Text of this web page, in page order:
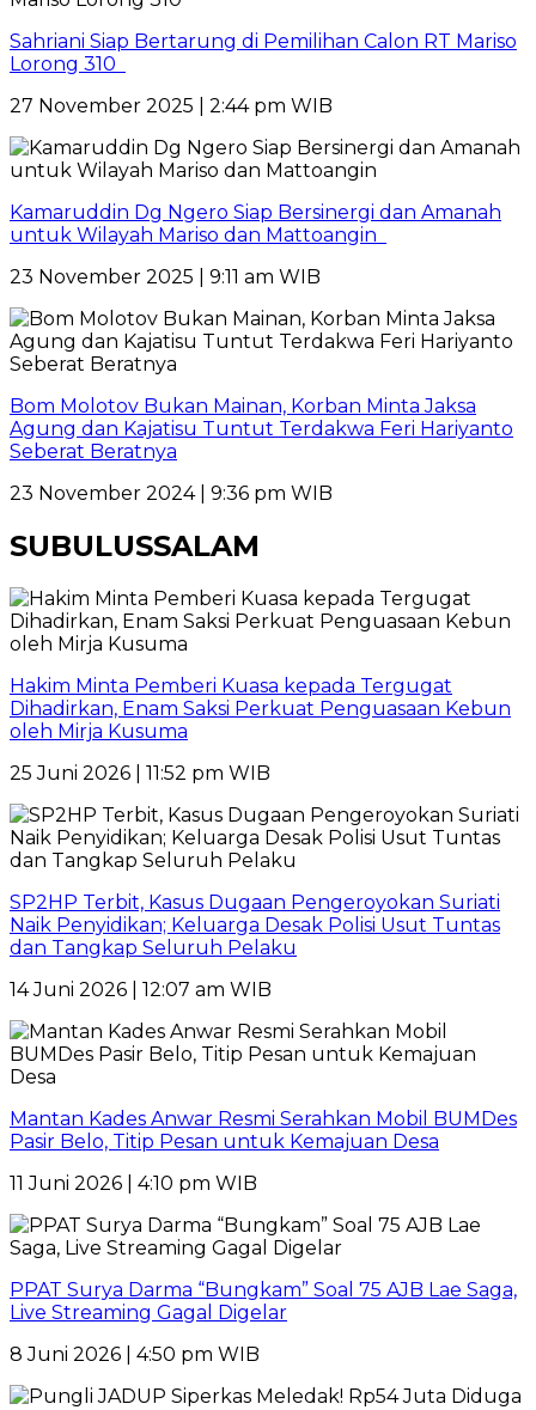
Sahriani Siap Bertarung di Pemilihan Calon RT Mariso
Lorong 310
27 November 2025 | 2:44 pm WIB
Kamaruddin Dg Ngero Siap Bersinergi dan Amanah
untuk Wilayah Mariso dan Mattoangin
23 November 2025 | 9:11 am WIB
Bom Molotov Bukan Mainan, Korban Minta Jaksa
Agung dan Kajatisu Tuntut Terdakwa Feri Hariyanto
Seberat Beratnya
23 November 2024 | 9:36 pm WIB
SUBULUSSALAM
Hakim Minta Pemberi Kuasa kepada Tergugat
Dihadirkan, Enam Saksi Perkuat Penguasaan Kebun
oleh Mirja Kusuma
25 Juni 2026 | 11:52 pm WIB
SP2HP Terbit, Kasus Dugaan Pengeroyokan Suriati
Naik Penyidikan; Keluarga Desak Polisi Usut Tuntas
dan Tangkap Seluruh Pelaku
14 Juni 2026 | 12:07 am WIB
Mantan Kades Anwar Resmi Serahkan Mobil BUMDes
Pasir Belo, Titip Pesan untuk Kemajuan Desa
11 Juni 2026 | 4:10 pm WIB
PPAT Surya Darma “Bungkam” Soal 75 AJB Lae Saga,
Live Streaming Gagal Digelar
8 Juni 2026 | 4:50 pm WIB